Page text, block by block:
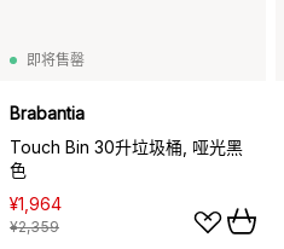
即将售罄
Brabantia
Touch Bin 30升垃圾桶, 哑光黑
色
¥1,964
¥2,359